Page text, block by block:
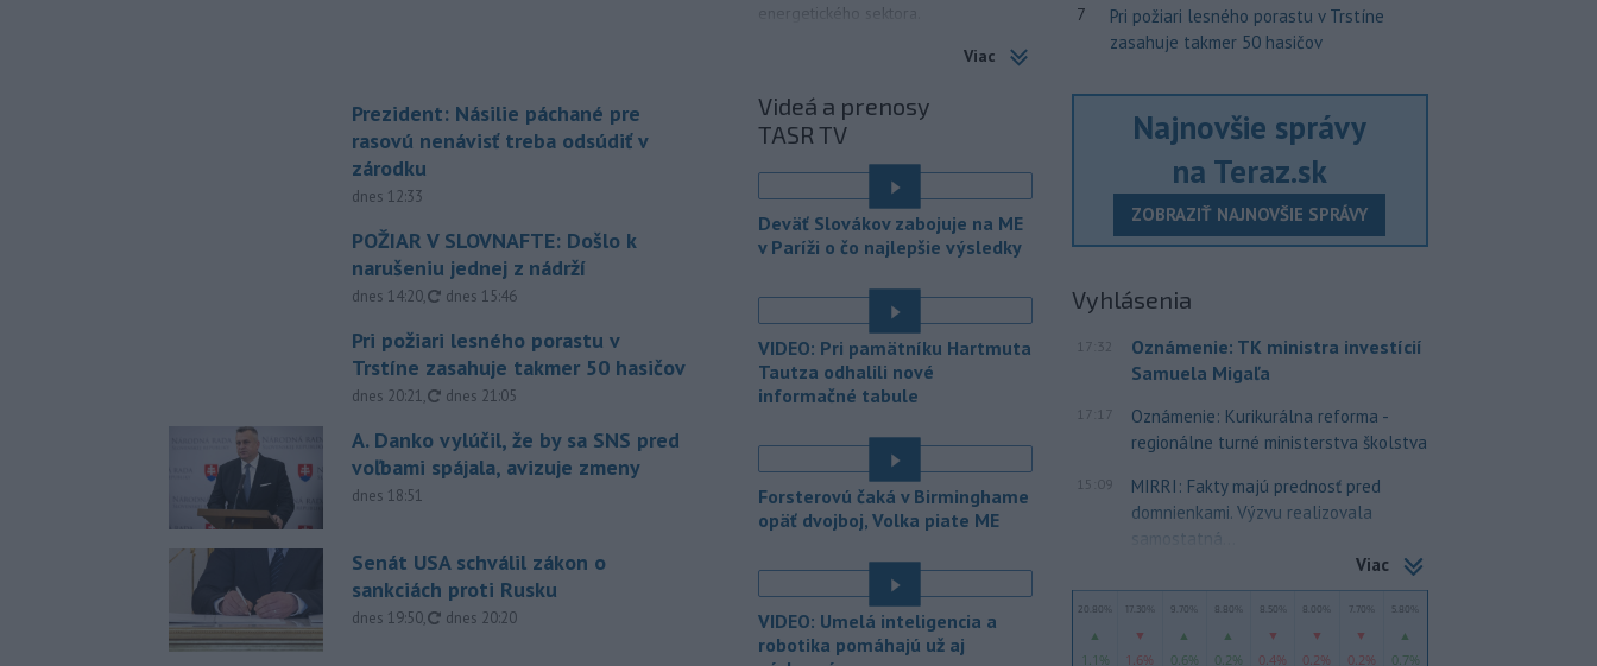
Prezident: Násilie páchané pre
rasovú nenávisť treba odsúdiť v
zárodku
dnes 12:33
POŽIAR V SLOVNAFTE: Došlo k
narušeniu jednej z nádrží
dnes 14:20, aktualizované
dnes 15:46
Pri požiari lesného porastu v
Trstíne zasahuje takmer 50 hasičov
dnes 20:21, aktualizované
dnes 21:05
A. Danko vylúčil, že by sa SNS pred
voľbami spájala, avizuje zmeny
dnes 18:51
Senát USA schválil zákon o
sankciách proti Rusku
dnes 19:50, aktualizované
dnes 20:20
energetického sektora.
Slovenská polícia prispela k
ktorý sa podarilo ukončiť
právoplatným odsúdením páchateľa v
15:21 - Piatkový požiar v
bratislavskej rafinérii Slovnaft je
pod kontrolou.Príčina jeho vzniku
TASR to potvrdil hovorca rafinérie
Anton Molnár.
15:17 - Ministerstvo kultúry (MK) SR
upraví verziu opatrenia o
pôsobnosti rezortu.
14:17 -
V bratislavskej rafinérii
Slovnaft horí uskladnený ropný
produkt.
TASR o tom informovala
rafinéria s tým, že obyvateľom nehrozí
13:50 - Jedným zo zdravotných rizík
na festivale môže byť vyššia
Viac
Videá a prenosy
TASR TV
Deväť Slovákov zabojuje na ME
v Paríži o čo najlepšie výsledky
VIDEO: Pri pamätníku Hartmuta
Tautza odhalili nové
informačné tabule
Forsterovú čaká v Birminghame
opäť dvojboj, Volka piate ME
VIDEO: Umelá inteligencia a
robotika pomáhajú už aj
7
Pri požiari lesného porastu v Trstíne
zasahuje takmer 50 hasičov
Najnovšie správy
na Teraz.sk
ZOBRAZIŤ NAJNOVŠIE SPRÁVY
Vyhlásenia
17:32
Oznámenie: TK ministra investícií
Samuela Migaľa
17:17
Oznámenie: Kurikurálna reforma -
regionálne turné ministerstva školstva
15:09
MIRRI: Fakty majú prednosť pred
domnienkami. Výzvu realizovala
samostatná...
Viac